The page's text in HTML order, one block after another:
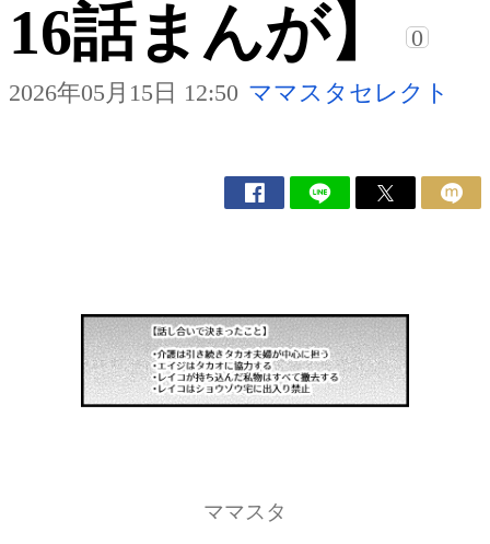
16話まんが】
0
2026年05月15日 12:50 ママスタセレクト
ママスタ